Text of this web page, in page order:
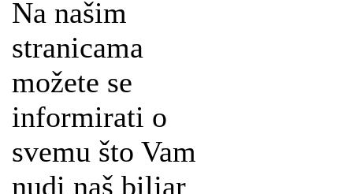
Na našim
stranicama
možete se
informirati o
svemu što Vam
nudi naš biljar